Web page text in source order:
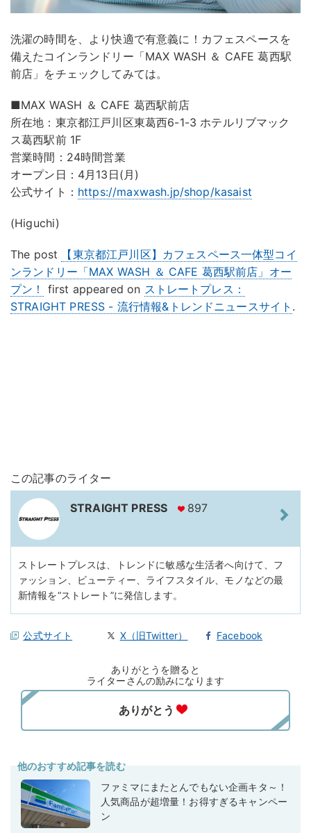
洗濯の時間を、より快適で有意義に！カフェスペースを
備えたコインランドリー「MAX WASH ＆ CAFE 葛西駅
前店」をチェックしてみては。
■MAX WASH ＆ CAFE 葛西駅前店
所在地：東京都江戸川区東葛西6-1-3 ホテルリブマック
ス葛西駅前 1F
営業時間：24時間営業
オープン日：4月13日(月)
公式サイト： https://maxwash.jp/shop/kasaist
(Higuchi)
The post
【東京都江戸川区】カフェスペース一体型コイ
ンランドリー「MAX WASH ＆ CAFE 葛西駅前店」オー
プン！
first appeared on ストレートプレス：
STRAIGHT PRESS - 流行情報&トレンドニュースサイト .
この記事のライター
STRAIGHT PRESS 897
ストレートプレスは、トレンドに敏感な生活者へ向けて、フ
ァッション、ビューティー、ライフスタイル、モノなどの最
新情報を“ストレート”に発信します。
公式サイト X（旧Twitter） Facebook
ありがとうを贈ると
ライターさんの励みになります
他のおすすめ記事を読む
ファミマにまたとんでもない企画キタ～！
人気商品が超増量！お得すぎるキャンペー
ン